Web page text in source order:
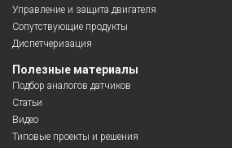
Управление и защита двигателя
Сопутствующие продукты
Диспетчеризация
Полезные материалы
Подбор аналогов датчиков
Статьи
Видео
Типовые проекты и решения